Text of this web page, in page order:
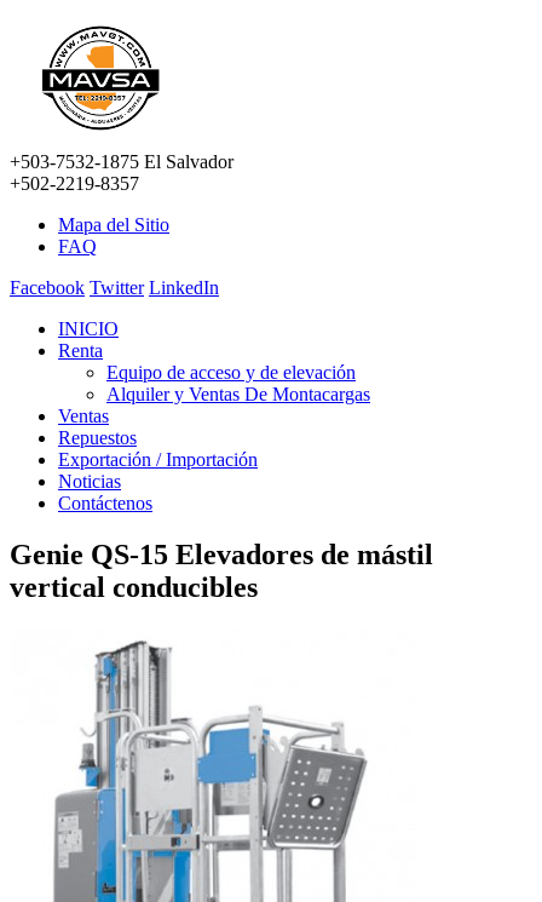
+503-7532-1875 El Salvador
+502-2219-8357
Mapa del Sitio
FAQ
Facebook Twitter LinkedIn
INICIO
Renta
Equipo de acceso y de elevación
Alquiler y Ventas De Montacargas
Ventas
Repuestos
Exportación / Importación
Noticias
Contáctenos
Genie QS-15 Elevadores de mástil
vertical conducibles